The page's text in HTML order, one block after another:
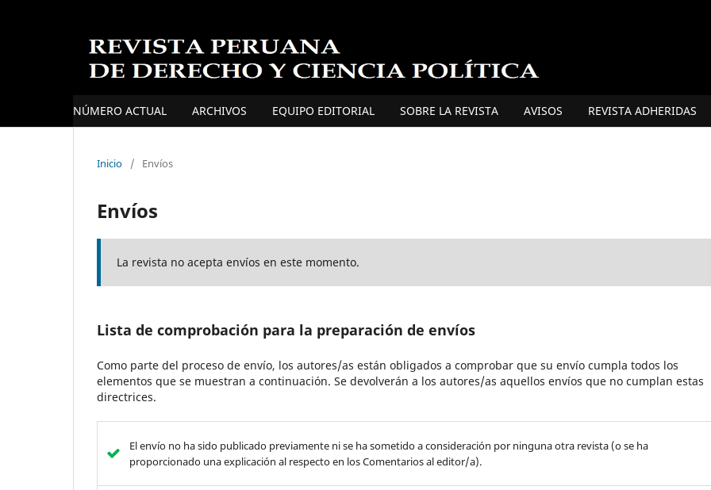
NÚMERO ACTUAL ARCHIVOS EQUIPO EDITORIAL SOBRE LA REVISTA AVISOS REVISTA ADHERIDAS
Inicio / Envíos
Envíos
La revista no acepta envíos en este momento.
Lista de comprobación para la preparación de envíos
Como parte del proceso de envío, los autores/as están obligados a comprobar que su envío cumpla todos los
elementos que se muestran a continuación. Se devolverán a los autores/as aquellos envíos que no cumplan estas
directrices.
El envío no ha sido publicado previamente ni se ha sometido a consideración por ninguna otra revista (o se ha
proporcionado una explicación al respecto en los Comentarios al editor/a).